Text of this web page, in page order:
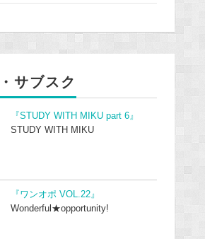
サブスク
『STUDY WITH MIKU part 6』
STUDY WITH MIKU
『ワンオポ VOL.22』
Wonderful★opportunity!